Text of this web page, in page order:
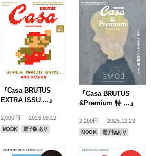
『Casa BRUTUS
EXTRA ISSU …』
2,000円 — 2026.03.12
MOOK 電子版あり
『Casa BRUTUS
&Premium 特 …』
2,200円 — 2025.12.23
MOOK 電子版あり